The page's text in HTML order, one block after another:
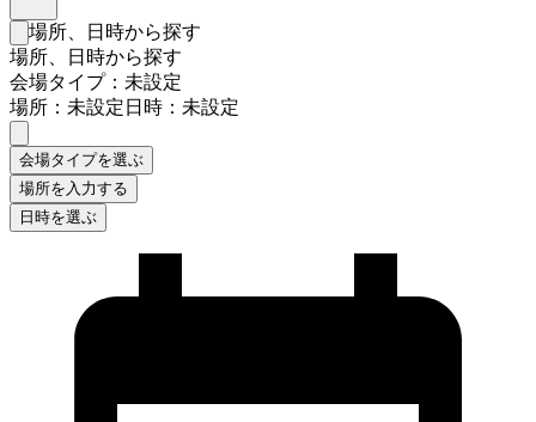
検索フォームを閉じる
場所、日時から探す
場所、日時から探す
会場タイプ：未設定
場所：未設定日時：未設定
会場タイプを選ぶ
場所を入力する
日時を選ぶ